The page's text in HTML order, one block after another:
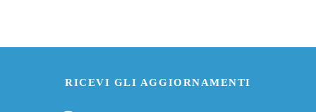
RICEVI GLI AGGIORNAMENTI